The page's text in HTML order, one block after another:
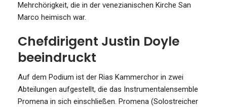
Mehrchörigkeit, die in der venezianischen Kirche San
Marco heimisch war.
Chefdirigent Justin Doyle
beeindruckt
Auf dem Podium ist der Rias Kammerchor in zwei
Abteilungen aufgestellt, die das Instrumentalensemble
Promena in sich einschließen. Promena (Solostreicher